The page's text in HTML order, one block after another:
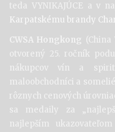
teda VYNIKAJÚCE a v
Karpatskému brandy
CWSA Hongkong
otvorený 25. ročník
nákupcov vín a
maloobchodníci a
rôznych cenových
sa medaily za
najlepším